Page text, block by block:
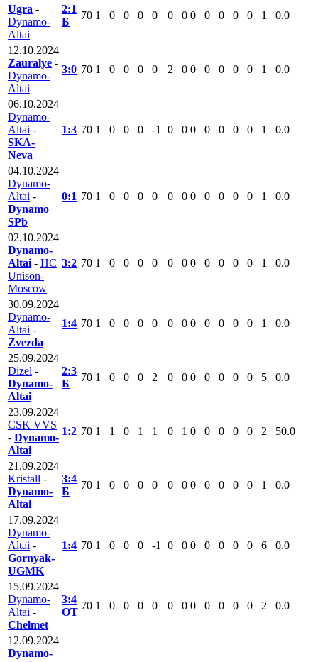
Ugra -
Dynamo-
Altai
2:1
Б
70 1 0 0 0 0 0 0 0 0 0 0 0 1 0.0
12.10.2024
Zauralye -
Dynamo-
Altai
3:0 70 1 0 0 0 0 2 0 0 0 0 0 0 1 0.0
06.10.2024
Dynamo-
Altai -
SKA-
Neva
1:3 70 1 0 0 0 -1 0 0 0 0 0 0 0 1 0.0
04.10.2024
Dynamo-
Altai -
Dynamo
SPb
0:1 70 1 0 0 0 0 0 0 0 0 0 0 0 1 0.0
02.10.2024
Dynamo-
Altai - HC
Unison-
Moscow
3:2 70 1 0 0 0 0 0 0 0 0 0 0 0 1 0.0
30.09.2024
Dynamo-
Altai -
Zvezda
1:4 70 1 0 0 0 0 0 0 0 0 0 0 0 1 0.0
25.09.2024
Dizel -
Dynamo-
Altai
2:3
Б
70 1 0 0 0 2 0 0 0 0 0 0 0 5 0.0
23.09.2024
CSK VVS
- Dynamo-
Altai
1:2 70 1 1 0 1 1 0 1 0 0 0 0 0 2 50.0
21.09.2024
Kristall -
Dynamo-
Altai
3:4
Б
70 1 0 0 0 0 0 0 0 0 0 0 0 1 0.0
17.09.2024
Dynamo-
Altai -
Gornyak-
UGMK
1:4 70 1 0 0 0 -1 0 0 0 0 0 0 0 6 0.0
15.09.2024
Dynamo-
Altai -
Chelmet
3:4
ОТ
70 1 0 0 0 0 0 0 0 0 0 0 0 2 0.0
12.09.2024
Dynamo-